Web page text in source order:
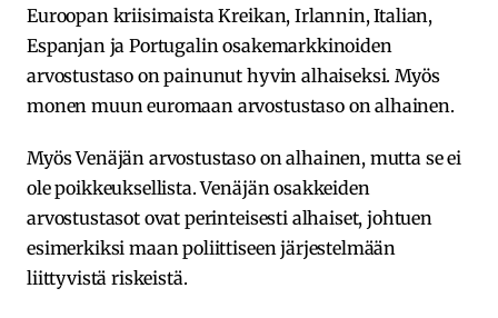
Euroopan kriisimaista Kreikan, Irlannin, Italian,
Espanjan ja Portugalin osakemarkkinoiden
arvostustaso on painunut hyvin alhaiseksi. Myös
monen muun euromaan arvostustaso on alhainen.
Myös Venäjän arvostustaso on alhainen, mutta se ei
ole poikkeuksellista. Venäjän osakkeiden
arvostustasot ovat perinteisesti alhaiset, johtuen
esimerkiksi maan poliittiseen järjestelmään
liittyvistä riskeistä.